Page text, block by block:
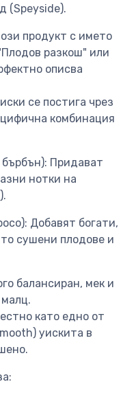
(Speyside).
продукт с името
разкош" или
описва
се постига чрез
комбинация
Придават
нотки на
Добавят богати,
сушени плодове и
балансиран, мек и
като едно от
уискита в